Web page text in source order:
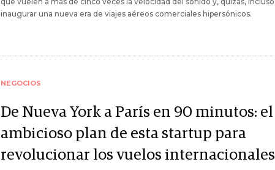
inaugurar una nueva era de viajes aéreos comerciales hipersónicos.
NEGOCIOS
De Nueva York a París en 90 minutos: el
ambicioso plan de esta startup para
revolucionar los vuelos internacionales